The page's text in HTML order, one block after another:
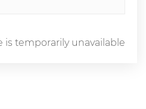
is temporarily unavailable